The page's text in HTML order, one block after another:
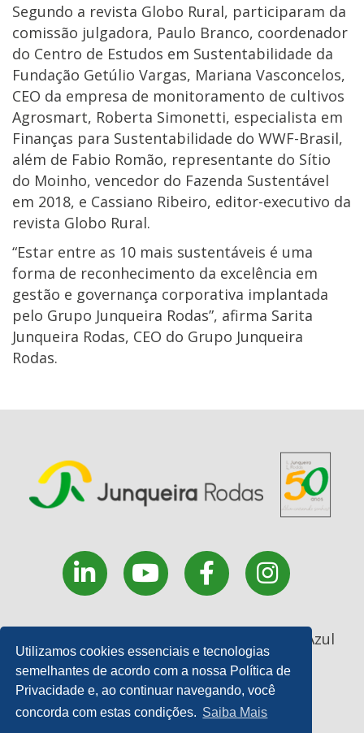
Utilizamos cookies essenciais e tecnologias
semelhantes de acordo com a nossa Política de
Privacidade e, ao continuar navegando, você
concorda com estas condições. Saiba Mais
Segundo a revista Globo Rural, participaram da
comissão julgadora, Paulo Branco, coordenador
do Centro de Estudos em Sustentabilidade da
Fundação Getúlio Vargas, Mariana Vasconcelos,
CEO da empresa de monitoramento de cultivos
Agrosmart, Roberta Simonetti, especialista em
Finanças para Sustentabilidade do WWF-Brasil,
além de Fabio Romão, representante do Sítio
do Moinho, vencedor do Fazenda Sustentável
em 2018, e Cassiano Ribeiro, editor-executivo da
revista Globo Rural.
“Estar entre as 10 mais sustentáveis é uma
forma de reconhecimento da excelência em
gestão e governança corporativa implantada
pelo Grupo Junqueira Rodas”, afirma Sarita
Junqueira Rodas, CEO do Grupo Junqueira
Rodas.
Rua Coronel João Manoel, 227 - . Monte Azul
Paulista - SP
17 3361 9200 | E-mail:
contato@junqueirarodas.com.br